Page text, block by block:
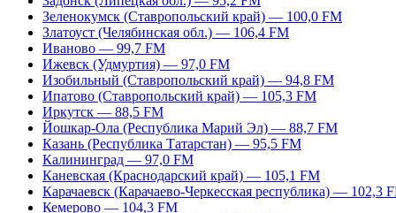
Зеленокумск (Ставропольский край) — 100,0 FM
Златоуст (Челябинская обл.) — 106,4 FM
Иваново — 99,7 FM
Ижевск (Удмуртия) — 97,0 FM
Изобильный (Ставропольский край) — 94,8 FM
Ипатово (Ставропольский край) — 105,3 FM
Иркутск — 88,5 FM
Йошкар-Ола (Республика Марий Эл) — 88,7 FM
Казань (Республика Татарстан) — 95,5 FM
Калининград — 97,0 FM
Каневская (Краснодарский край) — 105,1 FM
Карачаевск (Карачаево-Черкесская республика) — 102,3
Кемерово — 104,3 FM